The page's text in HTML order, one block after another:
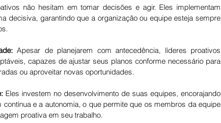
não hesitam em tomar decisões e agir. Eles implementam
decisiva, garantindo que a organização ou equipe esteja sempre
Apesar de planejarem com antecedência, líderes proativos
capazes de ajustar seus planos conforme necessário para
ou aproveitar novas oportunidades.
Eles investem no desenvolvimento de suas equipes, encorajando
e a autonomia, o que permite que os membros da equipe
proativa em seu trabalho.